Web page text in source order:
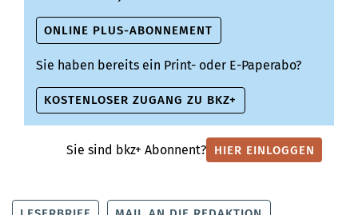
ONLINE PLUS-ABONNEMENT
Sie haben bereits ein Print- oder E-Paperabo?
KOSTENLOSER ZUGANG ZU BKZ+
Sie sind bkz+ Abonnent? HIER EINLOGGEN